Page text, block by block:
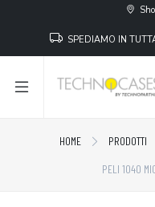
SPEDIAMO IN
HOME PRODOTTI
PELI 1040